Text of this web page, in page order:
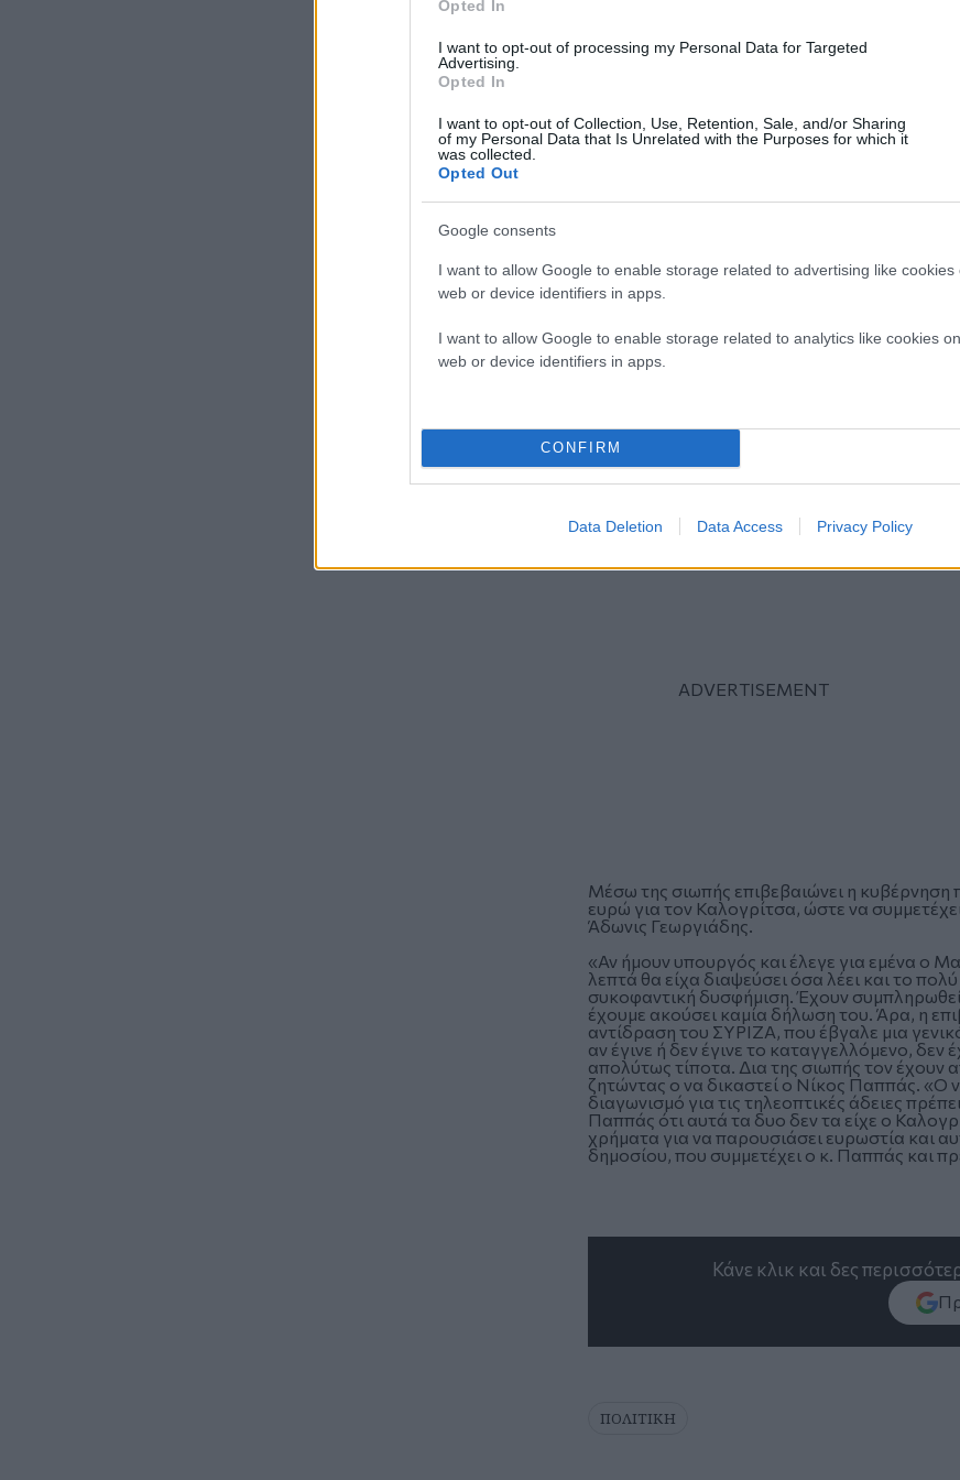
Opted In
I want to opt-out of processing my Personal Data for Targeted
Advertising.
Opted In
I want to opt-out of Collection, Use, Retention, Sale, and/or Sharing
of my Personal Data that Is Unrelated with the Purposes for which it
was collected.
Opted Out
Google consents
I want to allow Google to enable storage related to advertising like cookies
web or device identifiers in apps.
I want to allow Google to enable storage related to analytics like cookies on
web or device identifiers in apps.
CONFIRM
Data Deletion Data Access Privacy Policy
«Μεγαλύτερη ευκαιρία και μεγαλύτερο
μπορούσε να υπάρχει. Μέχρι το 2015,
στον μυαλό σου τον Ηλία Ηλιού, τον
γυρνάει τα στούντιο με κάτι αγγούρια»
νιώθει για τον πρωθυπουργό: «Εγώ τον κ.
λαοπλάνος που απλώς κόπιαρε τον Ανδρέα
ένας άνθρωπος που δεν είχε καμία αρχή και
Επίσης, είπε πως ο Αλέξης Τσίπρας μπορεί
στιγμή γύρισε ο Τσίπρας στη Βουλή και
που κάνω. Άλλα λέγαμε μικροί που
σιγά να μην έχει διαβάσει Λένιν ο Τσίπρα. Ο
δύσκολες λέξεις».
Όσο για τη Συμφωνία των Πρεσπών,
Αναγκάστηκαν να το πουν Βόρεια
«Επιβεβαίωση των καταγγελιών Μαρινάκη
Μέσω της σιωπής επιβεβαιώνει η
ευρώ για τον Καλογρίτσα, ώστε να
Άδωνις Γεωργιάδης.
«Αν ήμουν υπουργός και έλεγε για εμένα ο
λεπτά θα είχα διαψεύσει όσα λέει και το
συκοφαντική δυσφήμιση. Έχουν
έχουμε ακούσει καμία δήλωση του. Άρα, η
αντίδραση του ΣΥΡΙΖΑ, που έβγαλε μια
αν έγινε ή δεν έγινε το καταγγελλόμενο,
απολύτως τίποτα. Δια της σιωπής τον έχουν
ζητώντας ο να δικαστεί ο Νίκος Παππάς. «Ο
διαγωνισμό για τις τηλεοπτικές άδειες
Παππάς ότι αυτά τα δυο δεν τα είχε ο
χρήματα για να παρουσιάσει ευρωστία και
δημοσίου, που συμμετέχει ο κ. Παππάς και
Κάνε κλικ και δες
ΠΟΛΙΤΙΚΗ